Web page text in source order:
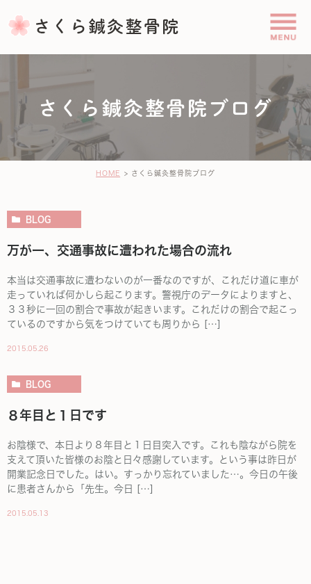
さくら鍼灸整骨院ブログ
HOME さくら鍼灸整骨院ブログ
BLOG
万が一、交通事故に遭われた場合の流れ
本当は交通事故に遭わないのが一番なのですが、これだけ道に車が
走っていれば何かしら起こります。警視庁のデータによりますと、
３３秒に一回の割合で事故が起きいます。これだけの割合で起こっ
ているのですから気をつけていても周りから […]
2015.05.26
BLOG
８年目と１日です
お陰様で、本日より８年目と１日目突入です。これも陰ながら院を
支えて頂いた皆様のお陰と日々感謝しています。という事は昨日が
開業記念日でした。はい。すっかり忘れていました…。今日の午後
に患者さんから「先生。今日 […]
2015.05.13